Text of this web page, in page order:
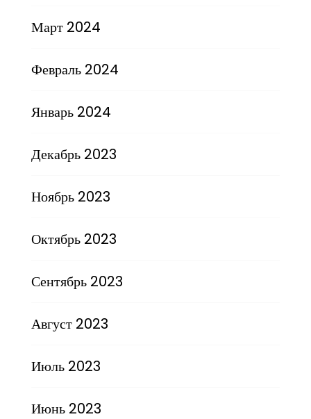
Март 2024
Февраль 2024
Январь 2024
Декабрь 2023
Ноябрь 2023
Октябрь 2023
Сентябрь 2023
Август 2023
Июль 2023
Июнь 2023